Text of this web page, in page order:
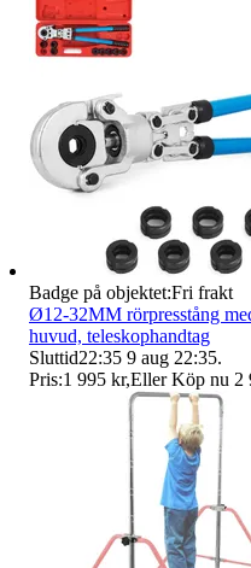
Badge på objektet:Fri frakt
Ø12-32MM rörpresstång
huvud, teleskophandtag
Sluttid22:35 9 aug 22:35.
Pris:1 995 kr,Eller Köp nu 2